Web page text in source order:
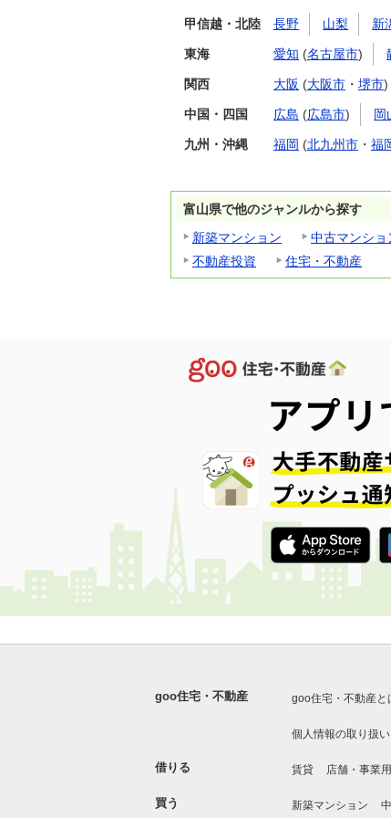
甲信越・北陸 長野 山梨 新
東海 愛知 (名古屋市)
関西 大阪 (大阪市 ・ 堺市)
中国・四国 広島 (広島市) 岡
九州・沖縄 福岡 (北九州市 ・ 福
富山県で他のジャンルから探す
新築マンション
中古マンショ
不動産投資
住宅・不動産
goo住宅・不動産 goo住宅・不動産と
個人情報の取り扱
借りる 賃貸 店舗・事業用
買う 新築マンション